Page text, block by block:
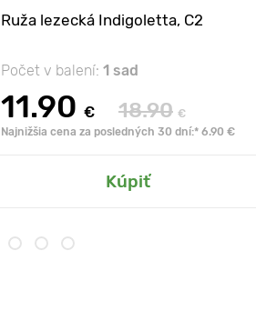
Ruža lezecká Indigoletta, C2
Počet v balení: 1 sad
11.90 € 18.90 €
Najnižšia cena za posledných 30 dní:* 6.90 €
Kúpiť